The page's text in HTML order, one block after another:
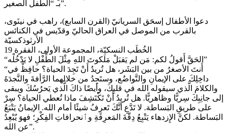
بـ “الطفل الصغير”.
دعوا الأطفال إسحَق السريانيّ (القرن السابع)، راهب في نينَوى،
بالقرب من الموصل في العراق الحاليّ وقدّيس في الكنائس
الأرثوذكسيّة
الخُطَب النسكيّة، المجموعة الأولى، الفقرة 19
“الحَقَّ أَقولُ لكم: مَن لم يَقبَلْ مَلَكوتَ اللهِ مِثْلَ الطِّفْلِ لا يَدْخُلْه”
“أَنتَ الأصغرُ من بين البَشَر، هل تُريدُ أَنْ تَجِدَ الحياة؟ حافِظْ في
داخِلِكَ على الإيمانِ والتَّواضُع، وستَجِدُ من خلالهما الرَّأفةَ والنَّجدَةَ
والكلامَ الَّذي سيقوله الله في قلبِكَ، وأيضًا ذاكَ الَّذي يَحرُسُكَ ويبقى
إلى جانِبِكَ سِريًّا وظاهريًّا. هل تُريدُ أَنْ تَكْتَشِفَ ماذا تُعطي الحياة؟ سِرْ
على طريقِ البَساطة. لا تَدَّعِ أنَّكَ تَعرِفُ شيئًا أمام الله. الإيمانُ يَتْبَعُ
البَساطة. لكنَّ الإِزدهاء يَتْبِعُ دِقّةَ المَعرِفَةِ وٱنحرافاتِ الفِكْرِ؛ فهوَ يُبْعِدُ
عن الله”.